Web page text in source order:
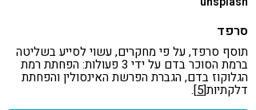
סרפד
תוסף סרפד, על פי מחקרים, עשוי לסייע בשליטה
ברמת הסוכר בדם על ידי 3 פעולות: הפחתת רמת
הגלוקוז בדם, הגברת הפרשת האינסולין והפחתת
דלקתיות[5]
.